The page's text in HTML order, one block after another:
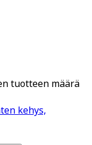
tuotteen määrä
kehys,